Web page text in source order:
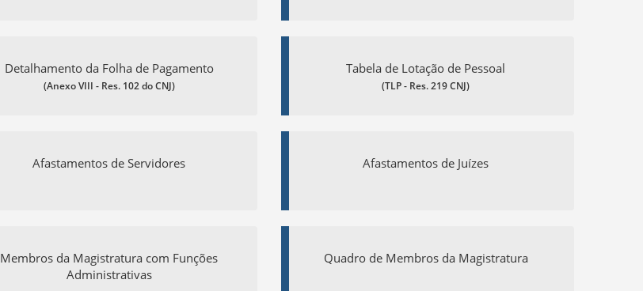
Detalhamento da Folha de Pagamento
(Anexo VIII - Res. 102 do CNJ)
Tabela de Lotação de Pessoal
(TLP - Res. 219 CNJ)
Afastamentos de Servidores Afastamentos de Juízes
Membros da Magistratura com Funções
Administrativas
Quadro de Membros da Magistratura